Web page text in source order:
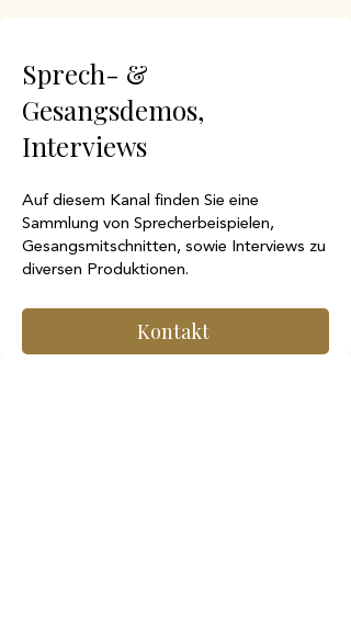
Sprech- &
Gesangsdemos,
Interviews
Auf diesem Kanal finden Sie eine
Sammlung von Sprecherbeispielen,
Gesangsmitschnitten, sowie Interviews zu
diversen Produktionen.
Kontakt